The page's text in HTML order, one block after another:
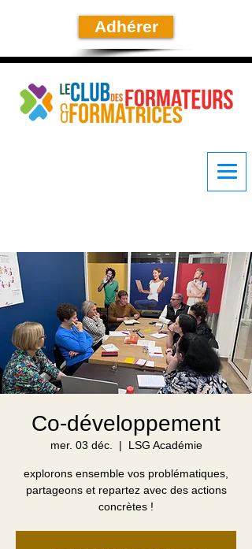
Adhérer
Co-développement
mer. 03 déc.
  |
LSG Académie
explorons ensemble vos problématiques,
partageons et repartez avec des actions
concrètes !